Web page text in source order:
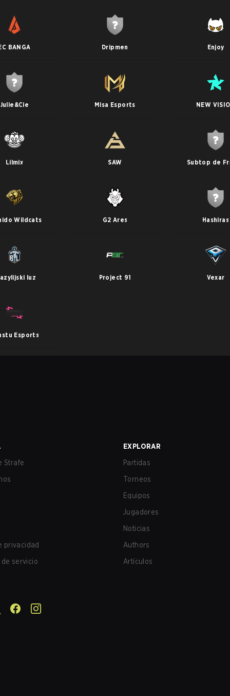
BANGA Dripmen Enjoy
Julie&Cie Misa Esports NEW
Lilmix SAW Subtop de
Wildcats G2 Ares Hashiras
luz Project 91 Vexar
Esports
Strafe
privacidad
servicio
EXPLORAR
Partidas
Torneos
Equipos
Jugadores
Noticias
Authors
Artículos